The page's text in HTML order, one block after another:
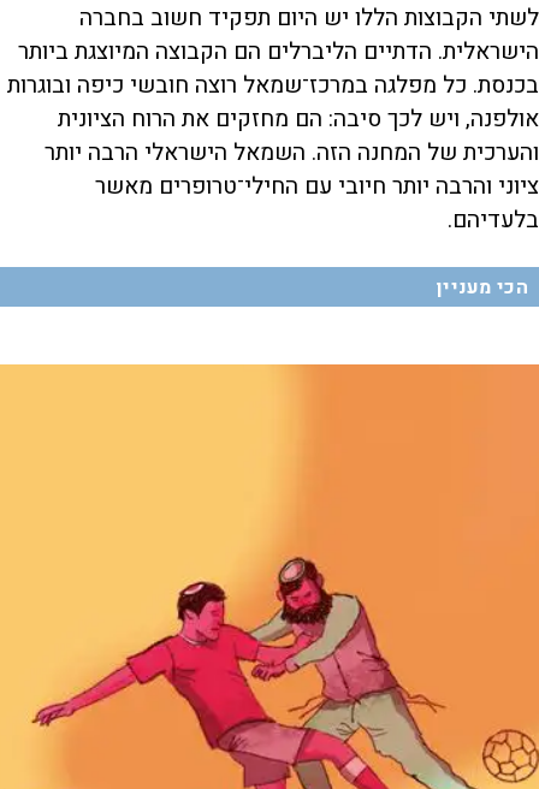
לשתי הקבוצות הללו יש היום תפקיד חשוב בחברה
הישראלית. הדתיים הליברלים הם הקבוצה המיוצגת ביותר
בכנסת. כל מפלגה במרכז־שמאל רוצה חובשי כיפה ובוגרות
אולפנה, ויש לכך סיבה: הם מחזקים את הרוח הציונית
והערכית של המחנה הזה. השמאל הישראלי הרבה יותר
ציוני והרבה יותר חיובי עם החילי־טרופרים מאשר
בלעדיהם.
הכי מעניין